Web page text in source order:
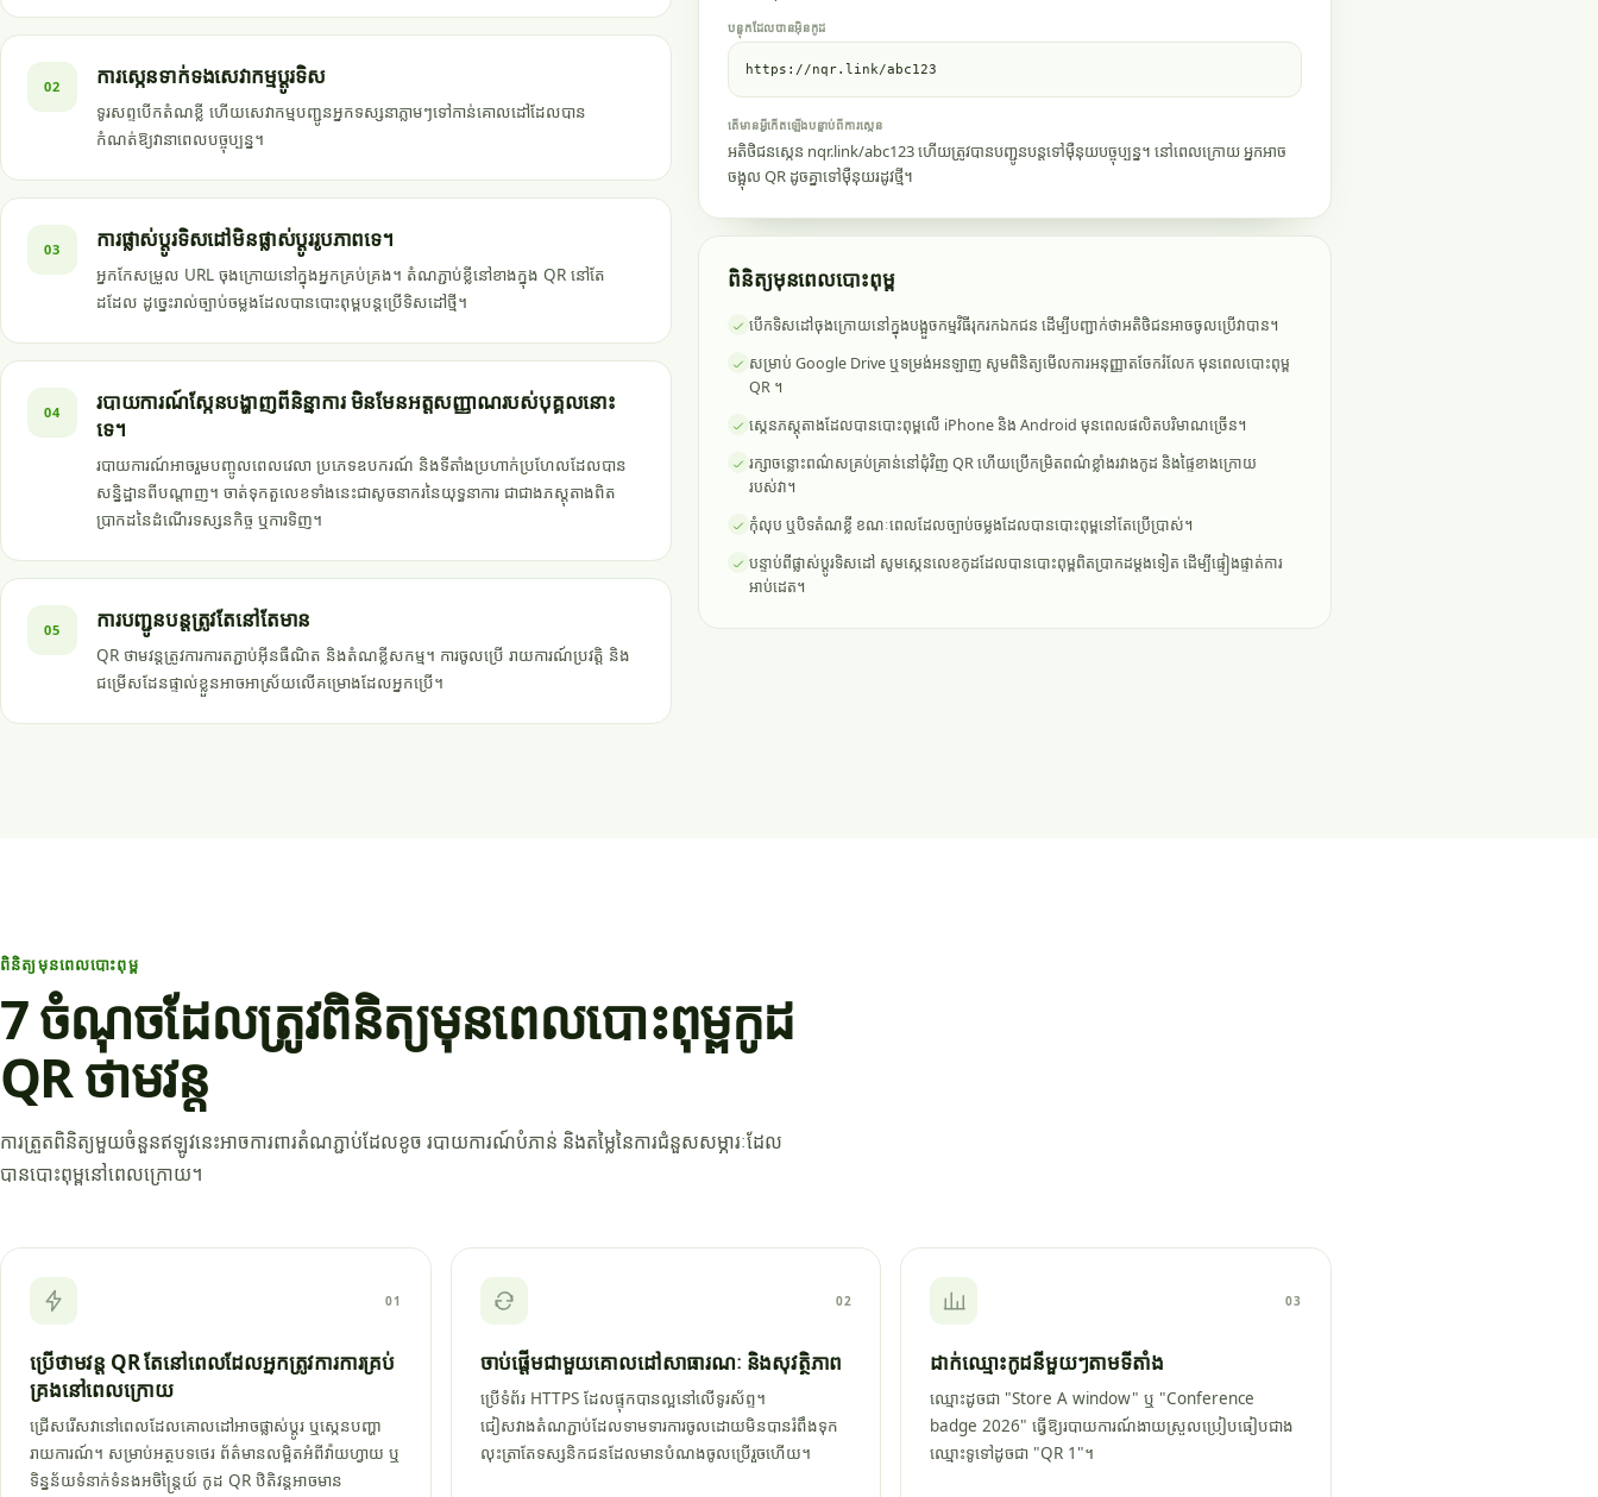
02 ការស្កេនទាក់ទងសេវាកម្មប្តូរទិស
ទូរសព្ទបើកតំណខ្លី ហើយសេវាកម្មបញ្ជូនអ្នកទស្សនាភ្លាមៗទៅកាន់គោលដៅដែលបាន
កំណត់ឱ្យវានាពេលបច្ចុប្បន្ន។
03 ការផ្លាស់ប្តូរទិសដៅមិនផ្លាស់ប្តូររូបភាពទេ។
អ្នកកែសម្រួល URL ចុងក្រោយនៅក្នុងអ្នកគ្រប់គ្រង។ តំណភ្ជាប់ខ្លីនៅខាងក្នុង QR នៅតែ
ដដែល ដូច្នេះរាល់ច្បាប់ចម្លងដែលបានបោះពុម្ពបន្តប្រើទិសដៅថ្មី។
04
របាយការណ៍ស្កែនបង្ហាញពីនិន្នាការ មិនមែនអត្តសញ្ញាណរបស់បុគ្គលនោះ
ទេ។
របាយការណ៍អាចរួមបញ្ចូលពេលវេលា ប្រភេទឧបករណ៍ និងទីតាំងប្រហាក់ប្រហែលដែលបាន
សន្និដ្ឋានពីបណ្តាញ។ ចាត់ទុកតួលេខទាំងនេះជាសូចនាករនៃយុទ្ធនាការ ជាជាងភស្តុតាងពិត
ប្រាកដនៃដំណើរទស្សនកិច្ច ឬការទិញ។
05 ការបញ្ជូនបន្តត្រូវតែនៅតែមាន
QR ថាមវន្តត្រូវការការតភ្ជាប់អ៊ីនធឺណិត និងតំណខ្លីសកម្ម។ ការចូលប្រើ រាយការណ៍ប្រវត្តិ និង
ជម្រើសដែនផ្ទាល់ខ្លួនអាចអាស្រ័យលើគម្រោងដែលអ្នកប្រើ។
បន្ទុកដែលបានអ៊ិនកូដ
https://nqr.link/abc123
តើមានអ្វីកើតឡើងបន្ទាប់ពីការស្កេន
អតិថិជនស្កេន nqr.link/abc123 ហើយត្រូវបានបញ្ជូនបន្តទៅម៉ឺនុយបច្ចុប្បន្ន។ នៅពេលក្រោយ អ្នកអាច
ចង្អុល QR ដូចគ្នាទៅម៉ឺនុយរដូវថ្មី។
ពិនិត្យមុនពេលបោះពុម្ព
បើកទិសដៅចុងក្រោយនៅក្នុងបង្អួចកម្មវិធីរុករកឯកជន ដើម្បីបញ្ជាក់ថាអតិថិជនអាចចូលប្រើវាបាន។
សម្រាប់ Google Drive ឬទម្រង់អនឡាញ សូមពិនិត្យមើលការអនុញ្ញាតចែករំលែក មុនពេលបោះពុម្ព
QR ។
ស្កេនភស្តុតាងដែលបានបោះពុម្ពលើ iPhone និង Android មុនពេលផលិតបរិមាណច្រើន។
រក្សាចន្លោះពណ៌សគ្រប់គ្រាន់នៅជុំវិញ QR ហើយប្រើកម្រិតពណ៌ខ្លាំងរវាងកូដ និងផ្ទៃខាងក្រោយ
របស់វា។
កុំលុប ឬបិទតំណខ្លី ខណៈពេលដែលច្បាប់ចម្លងដែលបានបោះពុម្ពនៅតែប្រើប្រាស់។
បន្ទាប់ពីផ្លាស់ប្តូរទិសដៅ សូមស្កេនលេខកូដដែលបានបោះពុម្ពពិតប្រាកដម្តងទៀត ដើម្បីផ្ទៀងផ្ទាត់ការ
អាប់ដេត។
ពិនិត្យមុនពេលបោះពុម្ព
7 ចំណុចដែលត្រូវពិនិត្យមុនពេលបោះពុម្ពកូដ
QR ថាមវន្ត
ការត្រួតពិនិត្យមួយចំនួនឥឡូវនេះអាចការពារតំណភ្ជាប់ដែលខូច របាយការណ៍បំភាន់ និងតម្លៃនៃការជំនួសសម្ភារៈដែល
បានបោះពុម្ពនៅពេលក្រោយ។
01
ប្រើថាមវន្ត QR តែនៅពេលដែលអ្នកត្រូវការការគ្រប់
គ្រងនៅពេលក្រោយ
ជ្រើសរើសវានៅពេលដែលគោលដៅអាចផ្លាស់ប្តូរ ឬស្កេនបញ្ហា
រាយការណ៍។ សម្រាប់អត្ថបទថេរ ព័ត៌មានលម្អិតអំពីវ៉ាយហ្វាយ ឬ
ទិន្នន័យទំនាក់ទំនងអចិន្ត្រៃយ៍ កូដ QR ឋិតិវន្តអាចមាន
02
ចាប់ផ្តើមជាមួយគោលដៅសាធារណៈ និងសុវត្ថិភាព
ប្រើទំព័រ HTTPS ដែលផ្ទុកបានល្អនៅលើទូរស័ព្ទ។
ជៀសវាងតំណភ្ជាប់ដែលទាមទារការចូលដោយមិនបានរំពឹងទុក
លុះត្រាតែទស្សនិកជនដែលមានបំណងចូលប្រើរួចហើយ។
03
ដាក់ឈ្មោះកូដនីមួយៗតាមទីតាំង
ឈ្មោះដូចជា "Store A window" ឬ "Conference
badge 2026" ធ្វើឱ្យរបាយការណ៍ងាយស្រួលប្រៀបធៀបជាង
ឈ្មោះទូទៅដូចជា "QR 1"។